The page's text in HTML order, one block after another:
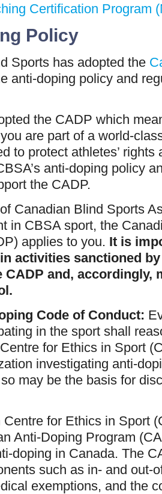
Certification Program
Policy
Sports has adopted the
anti-doping policy and
the CADP which
are part of a world-
to protect athletes’ rights
anti-doping policy
the CADP.
Canadian Blind Sports
in CBSA sport, the
applies to you. It is
activities sanctioned
CADP and, accordingly,
Code of Conduct:
in the sport shall
for Ethics in Sport
investigating anti-
may be the basis for
Centre for Ethics in Sport
Anti-Doping Program
doping in Canada. The
such as in- and out-
exemptions, and the